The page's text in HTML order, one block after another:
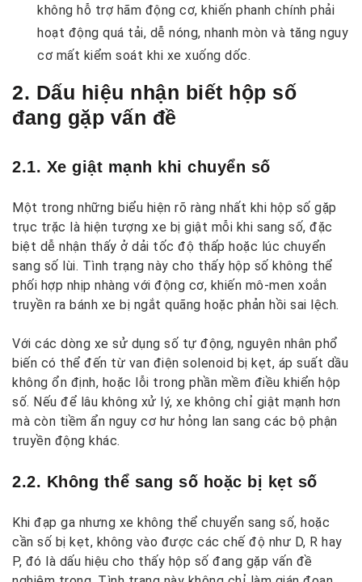
không hỗ trợ hãm động cơ, khiến phanh chính phải
hoạt động quá tải, dễ nóng, nhanh mòn và tăng nguy
cơ mất kiểm soát khi xe xuống dốc.
2. Dấu hiệu nhận biết hộp số
đang gặp vấn đề
2.1. Xe giật mạnh khi chuyển số
Một trong những biểu hiện rõ ràng nhất khi hộp số gặp
trục trặc là hiện tượng xe bị giật mỗi khi sang số, đặc
biệt dễ nhận thấy ở dải tốc độ thấp hoặc lúc chuyển
sang số lùi. Tình trạng này cho thấy hộp số không thể
phối hợp nhịp nhàng với động cơ, khiến mô-men xoắn
truyền ra bánh xe bị ngắt quãng hoặc phản hồi sai lệch.
Với các dòng xe sử dụng số tự động, nguyên nhân phổ
biến có thể đến từ van điện solenoid bị kẹt, áp suất dầu
không ổn định, hoặc lỗi trong phần mềm điều khiển hộp
số. Nếu để lâu không xử lý, xe không chỉ giật mạnh hơn
mà còn tiềm ẩn nguy cơ hư hỏng lan sang các bộ phận
truyền động khác.
2.2. Không thể sang số hoặc bị kẹt số
Khi đạp ga nhưng xe không thể chuyển sang số, hoặc
cần số bị kẹt, không vào được các chế độ như D, R hay
P, đó là dấu hiệu cho thấy hộp số đang gặp vấn đề